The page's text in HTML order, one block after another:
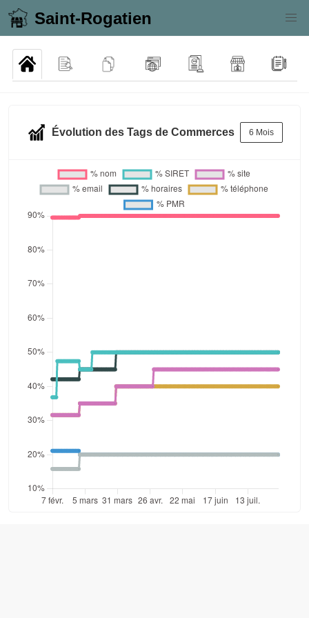
Saint-Rogatien
Évolution des Tags de Commerces 6 Mois